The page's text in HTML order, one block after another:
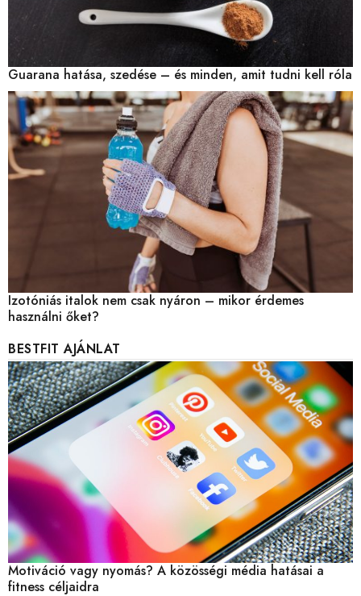
Guarana hatása, szedése – és minden, amit tudni kell róla
Izotóniás italok nem csak nyáron – mikor érdemes
használni őket?
BESTFIT AJÁNLAT
Motiváció vagy nyomás? A közösségi média hatásai a
fitness céljaidra